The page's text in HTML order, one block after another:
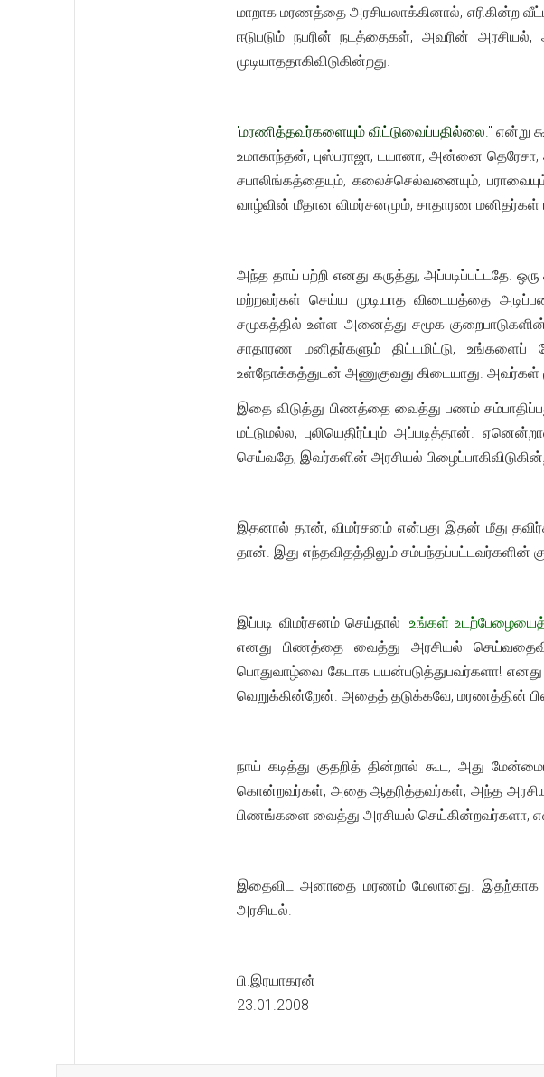
மாறாக மரணத்தை அரசியலாக்கினால், எரிகின்ற
ஈடுபடும் நபரின் நடத்தைகள், அவரின்
முடியாததாகிவிடுகின்றது.
'மரணித்தவர்களையும் விட்டுவைப்பதில்லை." என்று
உமாகாந்தன், புஸ்பராஜா, டயானா, அன்னை
சபாலிங்கத்தையும், கலைச்செல்வனையும்,
வாழ்வின் மீதான விமர்சனமும், சாதாரண
அந்த தாய் பற்றி எனது கருத்து, அப்படிப்பட்டதே.
மற்றவர்கள் செய்ய முடியாத விடையத்தை
சமூகத்தில் உள்ள அனைத்து சமூக
சாதாரண மனிதர்களும் திட்டமிட்டு, உங்களைப்
உள்நோக்கத்துடன் அணுகுவது கிடையாது.
இதை விடுத்து பிணத்தை வைத்து பணம்
மட்டுமல்ல, புலியெதிர்ப்பும் அப்படித்தான்.
செய்வதே, இவர்களின் அரசியல்
இதனால் தான், விமர்சனம் என்பது இதன் மீது
தான். இது எந்தவிதத்திலும் சம்பந்தப்பட்டவர்களின்
இப்படி விமர்சனம் செய்தால் 'உங்கள்
எனது பிணத்தை வைத்து அரசியல்
பொதுவாழ்வை கேடாக பயன்படுத்துபவர்களா!
வெறுக்கின்றேன். அதைத் தடுக்கவே, மரணத்தின்
நாய் கடித்து குதறித் தின்றால் கூட, அது
கொன்றவர்கள், அதை ஆதரித்தவர்கள், அந்த
பிணங்களை வைத்து அரசியல் செய்கின்றவர்களா,
இதைவிட அனாதை மரணம் மேலானது. இதற்காக
அரசியல்.
பி.இரயாகரன்
23.01.2008